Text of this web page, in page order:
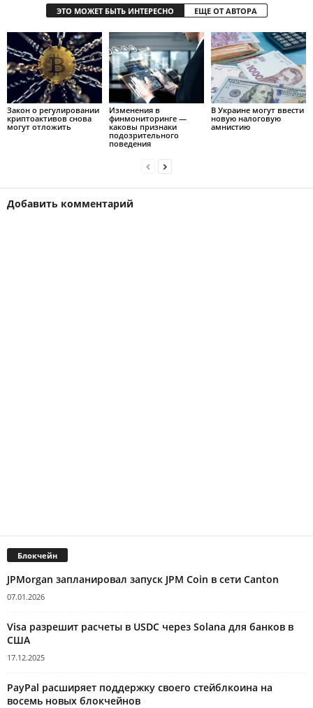
ЭТО МОЖЕТ БЫТЬ ИНТЕРЕСНО ЕЩЕ ОТ АВТОРА
Закон о регулировании
криптоактивов снова
могут отложить
Изменения в
финмониторинге —
каковы признаки
подозрительного
поведения
В Украине могут ввести
новую налоговую
амнистию
Добавить комментарий
Блокчейн
JPMorgan запланировал запуск JPM Coin в сети Canton
07.01.2026
Visa разрешит расчеты в USDC через Solana для банков в
США
17.12.2025
PayPal расширяет поддержку своего стейблкоина на
восемь новых блокчейнов